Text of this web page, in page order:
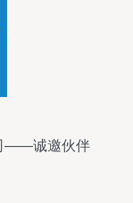
——诚邀伙伴